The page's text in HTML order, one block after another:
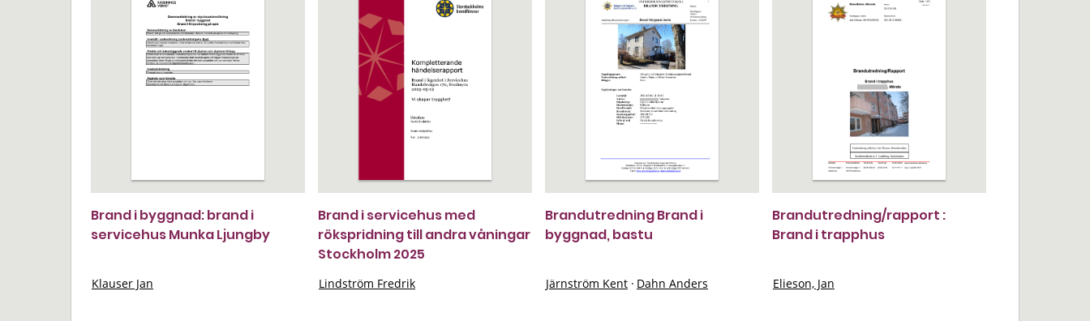
Brand i byggnad: brand i
servicehus Munka Ljungby
Klauser Jan
Brand i servicehus med
rökspridning till andra våningar
Stockholm 2025
Lindström Fredrik
Brandutredning Brand i
byggnad, bastu
Järnström Kent · Dahn Anders
Brandutredning/rapport :
Brand i trapphus
Elieson, Jan